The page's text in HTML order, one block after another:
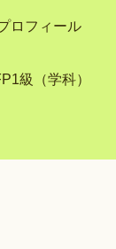
ロフィール
級（学科）